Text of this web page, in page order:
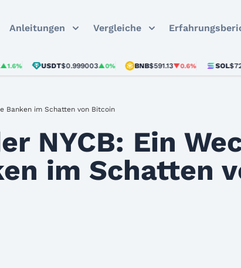
Anleitungen Vergleiche
USDT$0.999003▲0% BNB$591.13▼0.6% SOL $72.85
Banken im Schatten von Bitcoin
NYCB: Ein
im Schatten